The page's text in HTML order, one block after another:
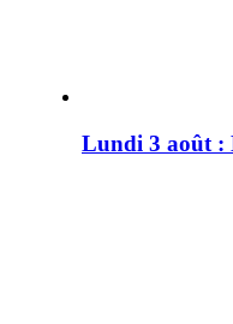
Lundi 3 août :